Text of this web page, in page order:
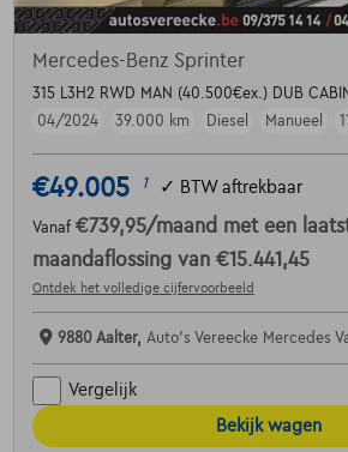
Mercedes-Benz Sprinter
315 L3H2 RWD MAN (40.500€ex.) DUB
04/2024
39.000 km Diesel Manueel
€49.005 1 ✓ BTW aftrekbaar
Vanaf €739,95/maand met een
maandaflossing van €15.441,45
Ontdek het volledige cijfervoorbeeld
9880 Aalter, Auto's Vereecke Mercedes
Vergelijk
Bekijk wagen